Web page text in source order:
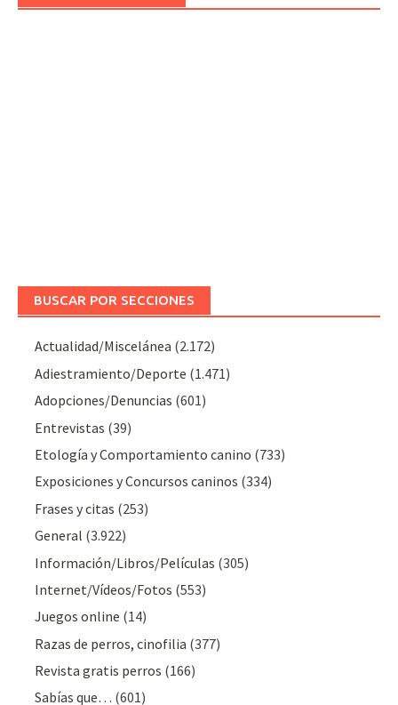
BUSCAR POR SECCIONES
Actualidad/Miscelánea (2.172)
Adiestramiento/Deporte (1.471)
Adopciones/Denuncias (601)
Entrevistas (39)
Etología y Comportamiento canino (733)
Exposiciones y Concursos caninos (334)
Frases y citas (253)
General (3.922)
Información/Libros/Películas (305)
Internet/Vídeos/Fotos (553)
Juegos online (14)
Razas de perros, cinofilia (377)
Revista gratis perros (166)
Sabías que… (601)